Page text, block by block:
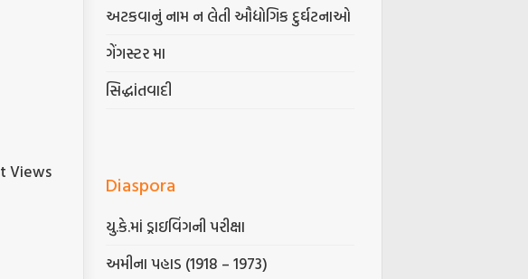
Views
અટકવાનું નામ ન લેતી ઔદ્યોગિક દુર્ઘટનાઓ
ગેંગસ્ટર મા
સિદ્ધાંતવાદી
Diaspora
યુ.કે.માં ડ્રાઇવિંગની પરીક્ષા
અમીના પહાડ (1918 – 1973)